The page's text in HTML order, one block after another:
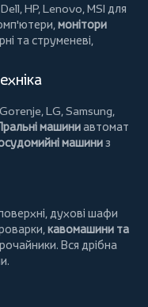
Dell,HP,Lenovo,MSI для
монітори
та струменеві,
Gorenje,LG,Samsung,
машиниавтомат
машиниз
духові шафи
,кавомашини та
. Вся дрібна